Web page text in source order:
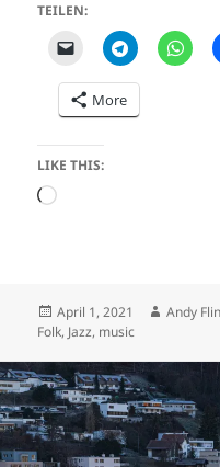
TEILEN:
More
LIKE THIS:
Loading…
Posted
on
April 1, 2021 Author
Andy
Folk, Jazz, music